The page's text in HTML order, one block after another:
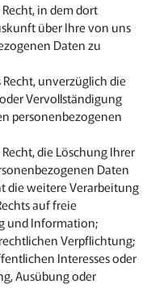
Recht, in dem dort
über Ihre von uns
Daten zu
Recht, unverzüglich die
Vervollständigung
personenbezogenen
Recht, die Löschung Ihrer
Daten
die weitere Verarbeitung
auf freie
und Information;
Verpflichtung;
Interesses oder
Ausübung oder